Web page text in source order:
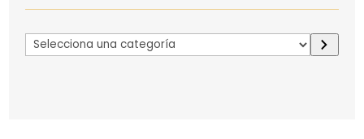
Selecciona
una